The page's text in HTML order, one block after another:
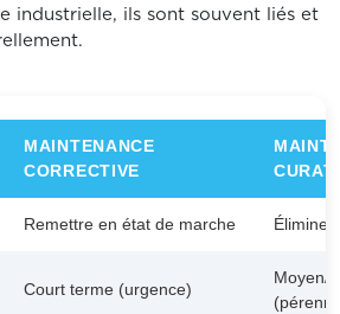
industrielle, ils sont souvent liés et
MAINTENANCE
CORRECTIVE
Remettre en état de marche Éliminer
Court terme (urgence)
Moyen/